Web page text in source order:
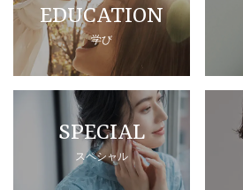
EDUCATION
学び
SPECIAL
スペシャル